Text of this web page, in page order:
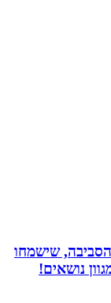
שישמחו